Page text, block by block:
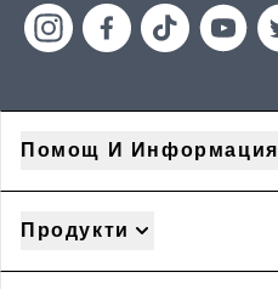
Помощ И Информация
Продукти